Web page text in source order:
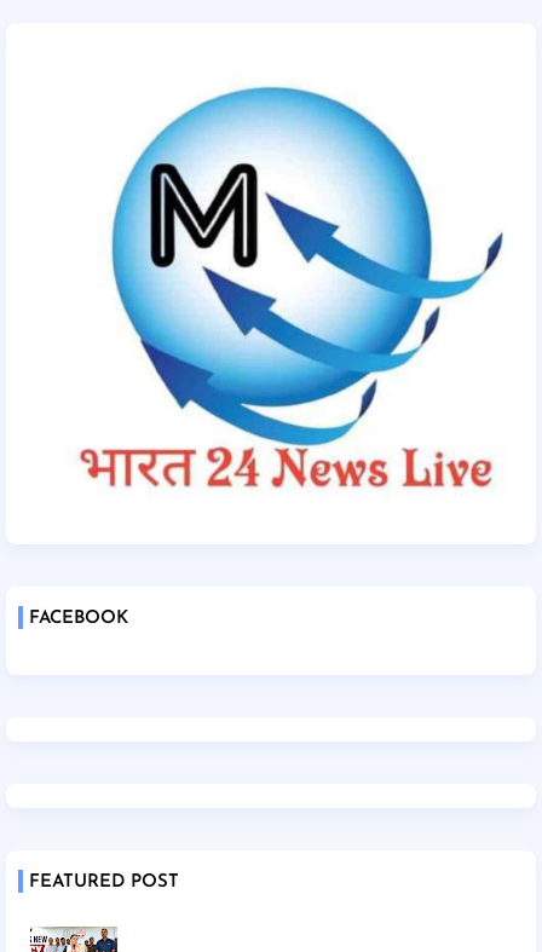
FACEBOOK
FEATURED POST